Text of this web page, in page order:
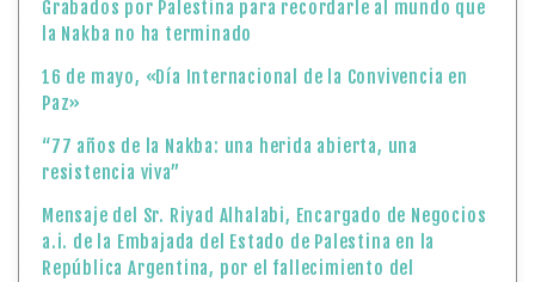
Grabados por Palestina para recordarle al mundo que
la Nakba no ha terminado
16 de mayo, «Día Internacional de la Convivencia en
Paz»
“77 años de la Nakba: una herida abierta, una
resistencia viva”
Mensaje del Sr. Riyad Alhalabi, Encargado de Negocios
a.i. de la Embajada del Estado de Palestina en la
República Argentina, por el fallecimiento del